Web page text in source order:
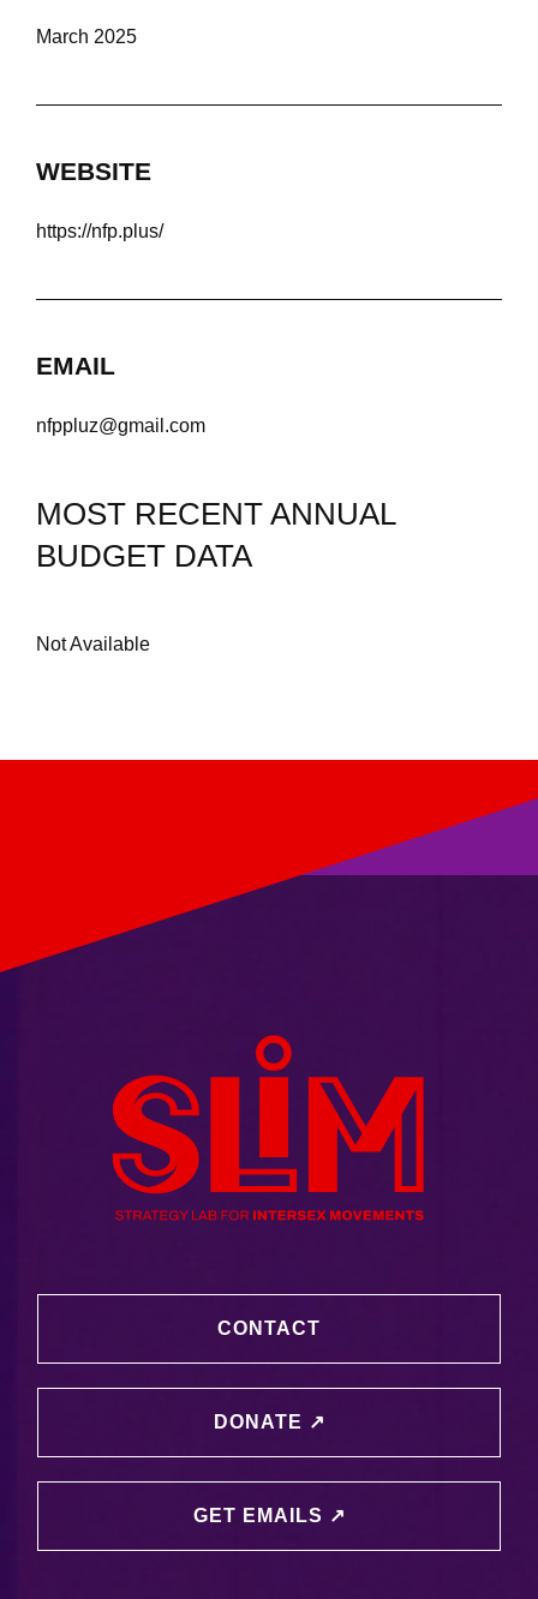
March 2025
WEBSITE
https://nfp.plus/
EMAIL
nfppluz@gmail.com
MOST RECENT ANNUAL
BUDGET DATA
Not Available
CONTACT
DONATE ↗️
GET EMAILS ↗️